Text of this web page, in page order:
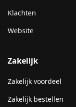
Klachten
Website
Zakelijk
Zakelijk voordeel
Zakelijk bestellen